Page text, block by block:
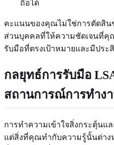
ถือได้
คะแนนของคุณไม่ใช่การตัดสิน
ส่วนบุคคลที่ให้ความชัดเจนที่คุ
รับมือที่ตรงเป้าหมายและมีประ
กลยุทธ์การรับมือ
สถานการณ์การทำง
การทำความเข้าใจสิ่งกระตุ้น
แต่สิ่งที่คุณทำกับความรู้นั้นต่าง